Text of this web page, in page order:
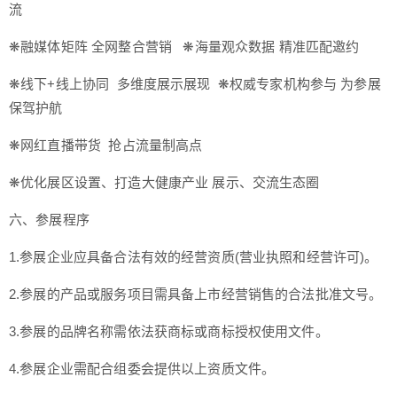
流
❋融媒体矩阵 全网整合营销 ❋海量观众数据 精准匹配邀约
❋线下+线上协同 多维度展示展现 ❋权威专家机构参与 为参展
保驾护航
❋网红直播带货 抢占流量制高点
❋优化展区设置、打造大健康产业 展示、交流生态圈
六、参展程序
1.参展企业应具备合法有效的经营资质(营业执照和经营许可)。
2.参展的产品或服务项目需具备上市经营销售的合法批准文号。
3.参展的品牌名称需依法获商标或商标授权使用文件。
4.参展企业需配合组委会提供以上资质文件。